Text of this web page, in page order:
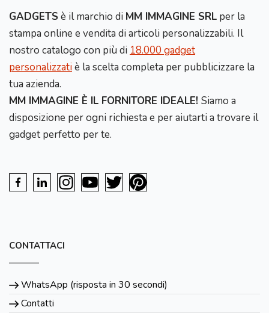
GADGETS è il marchio di MM IMMAGINE SRL per la
stampa online e vendita di articoli personalizzabili. Il
nostro catalogo con più di 18.000 gadget
personalizzatiè la scelta completa per pubblicizzare la
tua azienda.
MM IMMAGINE È IL FORNITORE IDEALE! Siamo a
disposizione per ogni richiesta e per aiutarti a trovare il
gadget perfetto per te.
CONTATTACI
WhatsApp (risposta in 30 secondi)
Contatti